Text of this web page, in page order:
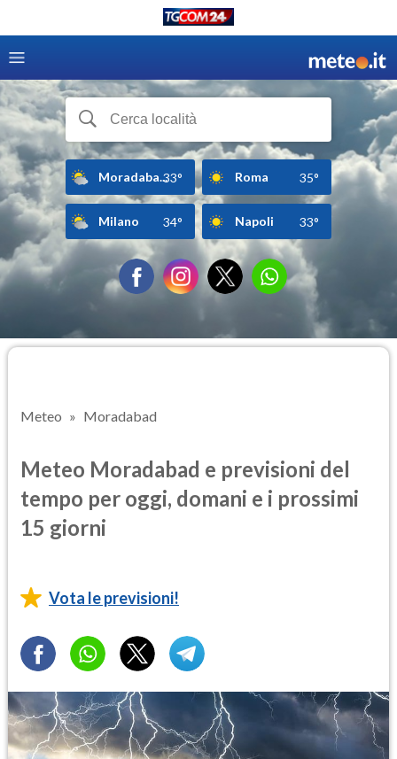
Moradaba...33° Roma 35°
Milano 34° Napoli 33°
Meteo Moradabad
Meteo Moradabad e previsioni del
tempo per oggi, domani e i prossimi
15 giorni
Vota le previsioni!